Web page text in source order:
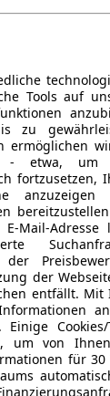
Tools auf
zu
ermöglichen
- etwa, um
fortzusetzen,
anzuzeigen
Mail-Adresse
der
entfällt. Mit
Cookies/
um von
für 30